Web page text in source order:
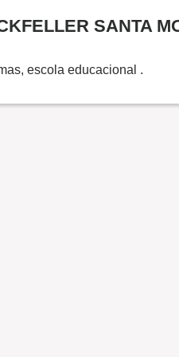
SANTA
escola educacional .